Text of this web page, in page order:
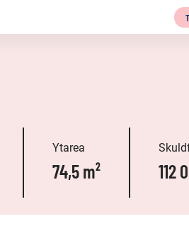
Ytarea
74,5 m² 112